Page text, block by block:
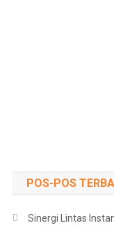
POS-POS
Sinergi Lintas